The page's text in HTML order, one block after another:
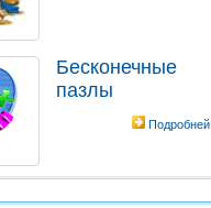
Бесконечные
пазлы
Подробней